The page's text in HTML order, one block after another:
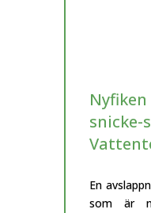
snicke-
En
som är